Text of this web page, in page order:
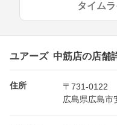
タイム
ユアーズ 中筋店の店舗
住所
〒731-0122
広島県広島市